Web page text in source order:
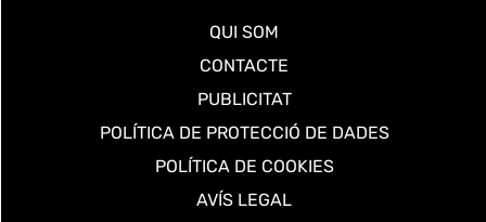
QUI SOM
CONTACTE
PUBLICITAT
POLÍTICA DE PROTECCIÓ DE DADES
POLÍTICA DE COOKIES
AVÍS LEGAL